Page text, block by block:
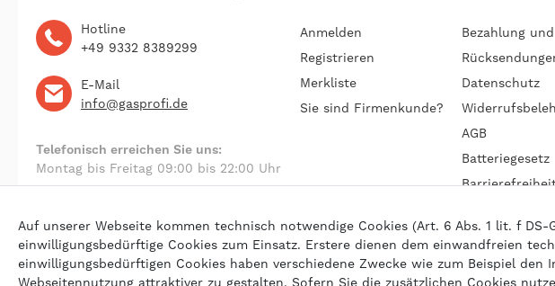
Hotline
+49 9332 8389299
E-Mail
info@gasprofi.de
Telefonisch erreichen Sie uns:
Montag bis Freitag 09:00 bis 22:00 Uhr
Anmelden
Registrieren
Merkliste
Sie sind Firmenkunde?
Bezahlung
Datenschutz
AGB
Batteriegesetz
© 2026 gasprofi / Alle Preise sind
Auf unserer Webseite kommen technisch notwendige Cookies (Art. 6 Abs. 1 lit. f DS-
einwilligungsbedürftige Cookies zum Einsatz. Erstere dienen dem einwandfreien
einwilligungsbedürftigen Cookies haben verschiedene Zwecke wie zum Beispiel
Webseitennutzung attraktiver zu gestalten. Sofern Sie die zusätzlichen Cookies